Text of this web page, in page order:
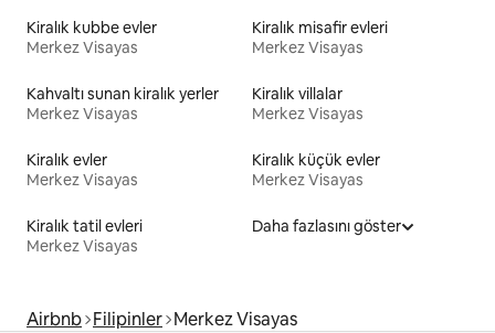
Kiralık kubbe evler
Merkez Visayas
Kiralık misafir evleri
Merkez Visayas
Kahvaltı sunan kiralık yerler
Merkez Visayas
Kiralık villalar
Merkez Visayas
Kiralık evler
Merkez Visayas
Kiralık küçük evler
Merkez Visayas
Kiralık tatil evleri
Merkez Visayas
Daha fazlasını göster
Airbnb Filipinler Merkez Visayas